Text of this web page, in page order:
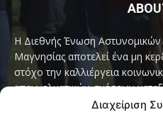
Διαχείριση
Η Διεθνής Ένωση Αστυνομικών
Μαγνησίας αποτελεί ένα μη
στόχο την καλλιέργεια
επαγγελματικών σχέσεων
παγκόσμιο σύνθημα «Servo